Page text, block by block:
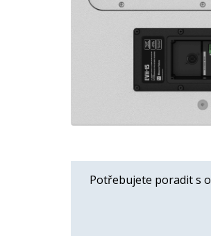
Potřebujete poradit s